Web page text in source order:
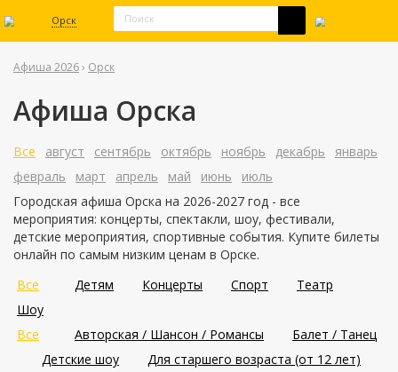
Орск
Афиша 2026› Орск
Афиша Орска
Все август сентябрь октябрь ноябрь декабрь
январь
февраль
март апрель май июнь
июль
Городская афиша Орска на 2026-2027 год - все
мероприятия: концерты, спектакли, шоу, фестивали,
детские мероприятия, спортивные события. Купите билеты
онлайн по самым низким ценам в Орске.
Все
Детям Концерты Спорт
Театр
Шоу
Все
Авторская / Шансон / Романсы
Балет / Танец
Детские шоу
Для старшего возраста (от 12 лет)